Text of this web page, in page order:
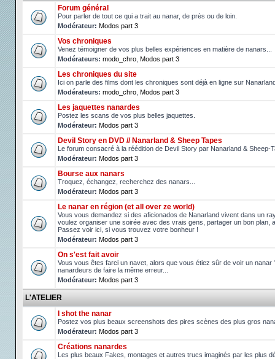
Forum général
Pour parler de tout ce qui a trait au nanar, de près ou de loin.
Modérateur: Modos part 3
Vos chroniques
Venez témoigner de vos plus belles expériences en matière de nanars...
Modérateurs: modo_chro Modos part 3
Les chroniques du site
Ici on parle des films dont les chroniques sont déjà en ligne sur
Modérateurs: modo_chro Modos part 3
Les jaquettes nanardes
Postez les scans de vos plus belles jaquettes.
Modérateur: Modos part 3
Devil Story en DVD // Nanarland & Sheep Tapes
Le forum consacré à la réédition de Devil Story par Nanarland & Sheep-
Modérateur: Modos part 3
Bourse aux nanars
Troquez, échangez, recherchez des nanars...
Modérateur: Modos part 3
Le nanar en région (et all over ze world)
Vous vous demandez si des aficionados de Nanarland vivent dans un
voulez organiser une soirée avec des vrais gens, partager un bon plan,
Passez voir ici, si vous trouvez votre bonheur !
Modérateur: Modos part 3
On s'est fait avoir
Vous vous êtes farci un navet, alors que vous étiez sûr de voir un
nanardeurs de faire la même erreur...
Modérateur: Modos part 3
L'ATELIER
I shot the nanar
Postez vos plus beaux screenshots des pires scènes des plus gros
Modérateur: Modos part 3
Créations nanardes
Les plus beaux Fakes, montages et autres trucs imaginés par les plus